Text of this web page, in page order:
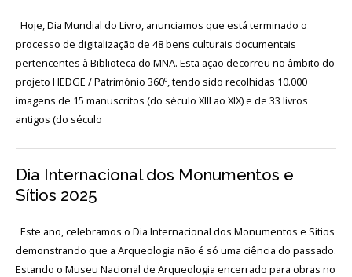
Login
Início
MNA
EXTERNA
ANOS
MNA
Hoje, Dia Mundial do Livro, anunciamos que está terminado o
processo de digitalização de 48 bens culturais documentais
pertencentes à Biblioteca do MNA. Esta ação decorreu no âmbito do
projeto HEDGE / Património 360º, tendo sido recolhidas 10.000
imagens de 15 manuscritos (do século XIII ao XIX) e de 33 livros
antigos (do século
Dia Internacional dos Monumentos e
Sítios 2025
Este ano, celebramos o Dia Internacional dos Monumentos e Sítios
demonstrando que a Arqueologia não é só uma ciência do passado.
Estando o Museu Nacional de Arqueologia encerrado para obras no